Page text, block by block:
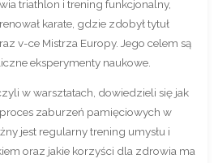
triathlon i trening funkcjonalny,
karate, gdzie zdobył tytuł
v-ce Mistrza Europy. Jego celem są
eksperymenty naukowe.
w warsztatach, dowiedzieli się jak
zaburzeń pamięciowych w
jest regularny trening umysłu i
oraz jakie korzyści dla zdrowia ma